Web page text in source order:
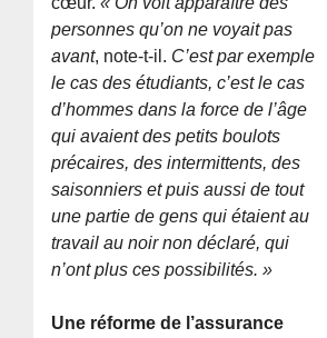
personnes qu’on ne voyait pas
avant, note-t-il. C’est par exemple
le cas des étudiants, c’est le cas
d’hommes dans la force de l’âge
qui avaient des petits boulots
précaires, des intermittents, des
saisonniers et puis aussi de tout
une partie de gens qui étaient au
travail au noir non déclaré, qui
n’ont plus ces possibilités. »
Une réforme de l’assurance